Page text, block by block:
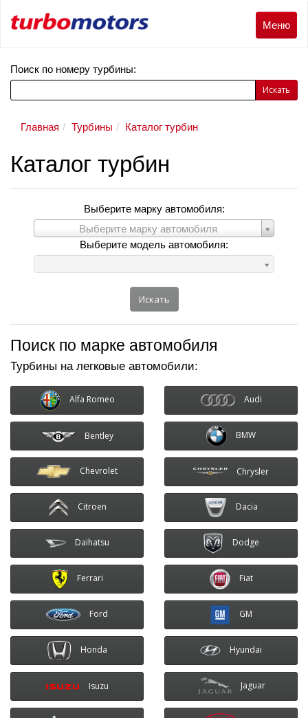
Меню
Меню
Поиск по номеру турбины:
Искать
Главная Турбины Каталог турбин
Каталог турбин
Выберите марку автомобиля:
Выберите марку автомобиля
Выберите
марку
автомобиля:
Выберите модель автомобиля:
модель
Искать
Поиск по марке автомобиля
Турбины на легковые автомобили:
Alfa Romeo Audi
Bentley BMW
Chevrolet Chrysler
Citroen Dacia
Daihatsu Dodge
Ferrari Fiat
Ford GM
Honda Hyundai
Isuzu Jaguar